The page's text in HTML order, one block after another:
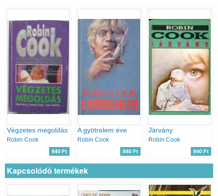
Végzetes megoldás
Robin Cook
840 Ft
A gyötrelem éve
Robin Cook
840 Ft
Járvány
Robin Cook
840 Ft
Kapcsolódó termékek